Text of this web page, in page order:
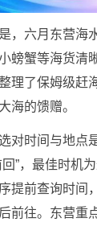
，六月东营海
螃蟹等海货清
理了保姆级赶
海的馈赠。
对时间与地点
”，最佳时机
提前查询时间
前往。东营重